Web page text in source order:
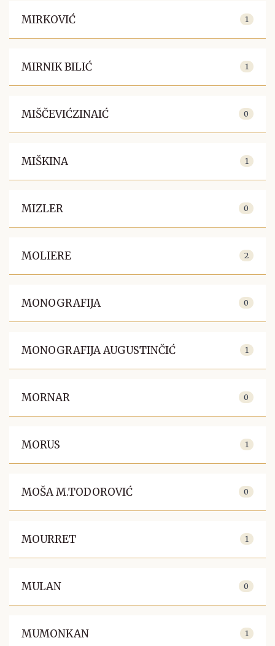
MIRKOVIĆ 1
MIRNIK BILIĆ 1
MIŠČEVIĆZINAIĆ 0
MIŠKINA 1
MIZLER 0
MOLIERE 2
MONOGRAFIJA 0
MONOGRAFIJA AUGUSTINČIĆ 1
MORNAR 0
MORUS 1
MOŠA M.TODOROVIĆ 0
MOURRET 1
MULAN 0
MUMONKAN 1